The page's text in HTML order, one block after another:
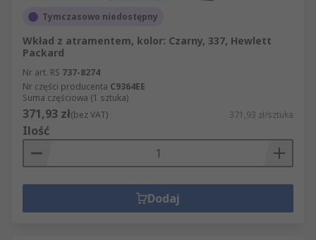
Tymczasowo niedostępny
Wkład z atramentem, kolor: Czarny, 337, Hewlett
Packard
Nr art. RS 737-8274
Nr części producenta C9364EE
Suma częściowa (1 sztuka)
371,93 zł(bez VAT) 371,93 zł/sztuka
Ilość
Dodaj